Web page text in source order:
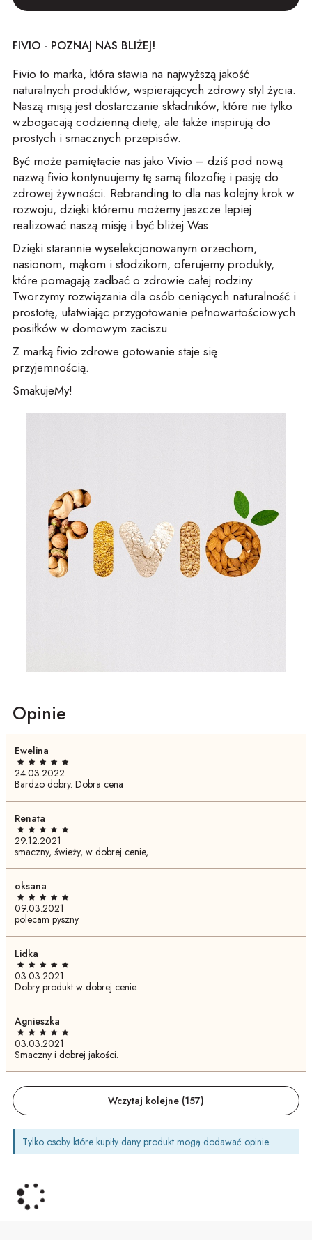
FIVIO - POZNAJ NAS BLIŻEJ!
Fivio to marka, która stawia na najwyższą jakość
naturalnych produktów, wspierających zdrowy styl życia.
Naszą misją jest dostarczanie składników, które nie tylko
wzbogacają codzienną dietę, ale także inspirują do
prostych i smacznych przepisów.
Być może pamiętacie nas jako Vivio – dziś pod nową
nazwą fivio kontynuujemy tę samą filozofię i pasję do
zdrowej żywności. Rebranding to dla nas kolejny krok w
rozwoju, dzięki któremu możemy jeszcze lepiej
realizować naszą misję i być bliżej Was.
Dzięki starannie wyselekcjonowanym orzechom,
nasionom, mąkom i słodzikom, oferujemy produkty,
które pomagają zadbać o zdrowie całej rodziny.
Tworzymy rozwiązania dla osób ceniących naturalność i
prostotę, ułatwiając przygotowanie pełnowartościowych
posiłków w domowym zaciszu.
Z marką fivio zdrowe gotowanie staje się
przyjemnością.
SmakujeMy!
Opinie
Ewelina
24.03.2022
Bardzo dobry. Dobra cena
Renata
29.12.2021
smaczny, świeży, w dobrej cenie,
oksana
09.03.2021
polecam pyszny
Lidka
03.03.2021
Dobry produkt w dobrej cenie.
Agnieszka
03.03.2021
Smaczny i dobrej jakości.
Wczytaj kolejne (157)
Tylko osoby które kupiły dany produkt mogą dodawać opinie.